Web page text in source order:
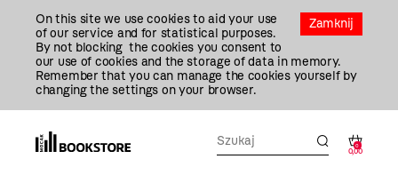
Zamknij
On this site we use cookies to aid your use
of our service and for statistical purposes.
By not blocking the cookies you consent to
our use of cookies and the storage of data in memory.
Remember that you can manage the cookies yourself by
changing the settings on your browser.
0
0,00